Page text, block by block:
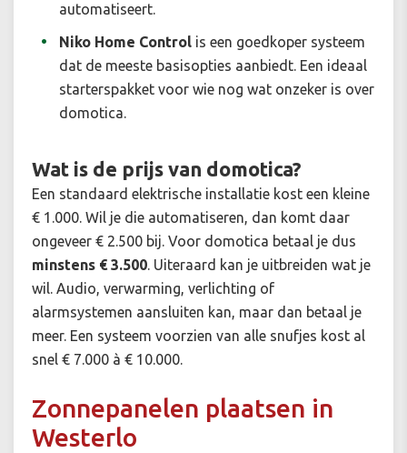
automatiseert.
Niko Home Control is een goedkoper systeem
dat de meeste basisopties aanbiedt. Een ideaal
starterspakket voor wie nog wat onzeker is over
domotica.
Wat is de prijs van domotica?
Een standaard elektrische installatie kost een kleine
€ 1.000. Wil je die automatiseren, dan komt daar
ongeveer € 2.500 bij. Voor domotica betaal je dus
minstens € 3.500. Uiteraard kan je uitbreiden wat je
wil. Audio, verwarming, verlichting of
alarmsystemen aansluiten kan, maar dan betaal je
meer. Een systeem voorzien van alle snufjes kost al
snel € 7.000 à € 10.000.
Zonnepanelen plaatsen in
Westerlo